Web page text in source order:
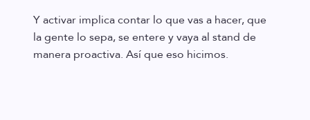
Y activar implica contar lo que vas a hacer, que
la gente lo sepa, se entere y vaya al stand de
manera proactiva. Así que eso hicimos.